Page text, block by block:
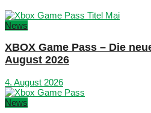
News
XBOX Game Pass – Die
August 2026
4. August 2026
News